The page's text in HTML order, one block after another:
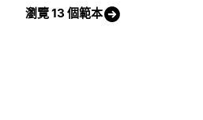
瀏覽 13 個範本